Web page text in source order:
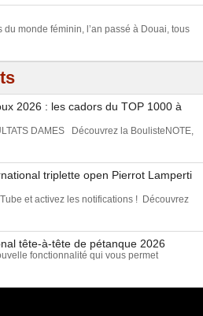
monde féminin, l’an passé à Douai, tous
2026 : les cadors du TOP 1000 à
DAMES Découvrez la BoulisteNOTE,
triplette open Pierrot Lamperti
et activez les notifications ! Découvrez
tête-à-tête de pétanque 2026
fonctionnalité qui vous permet